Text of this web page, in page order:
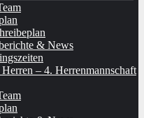
& News
– 4. Herrenmannschaft